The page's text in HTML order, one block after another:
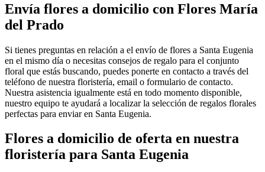
Envía flores a domicilio con Flores María
del Prado
Si tienes preguntas en relación a el envío de flores a Santa Eugenia
en el mismo día o necesitas consejos de regalo para el conjunto
floral que estás buscando, puedes ponerte en contacto a través del
teléfono de nuestra floristería, email o formulario de contacto.
Nuestra asistencia igualmente está en todo momento disponible,
nuestro equipo te ayudará a localizar la selección de regalos florales
perfectas para enviar en Santa Eugenia.
Flores a domicilio de oferta en nuestra
floristería para Santa Eugenia